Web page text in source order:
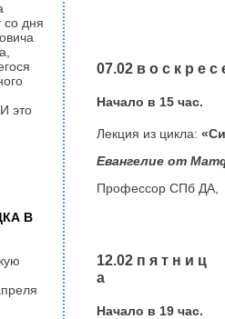
07.02 в о с к р е с
Начало в 15 час.
Лекция из цикла:
Евангелие от
Профессор СПб
12.02 п я т н и ц
а
Начало в 19 час.
со дня
это
В